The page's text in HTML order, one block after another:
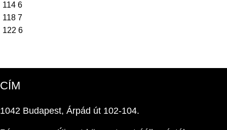
114 6
118 7
122 6
CÍM
1042 Budapest, Árpád út 102-104.